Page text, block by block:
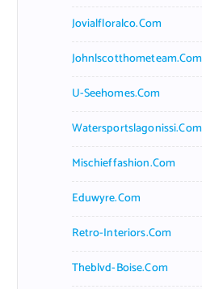
Jovialfloralco.com
Johnlscotthometeam.com
U-Seehomes.com
Watersportslagonissi.com
Mischieffashion.com
Eduwyre.com
Retro-Interiors.com
Theblvd-Boise.com